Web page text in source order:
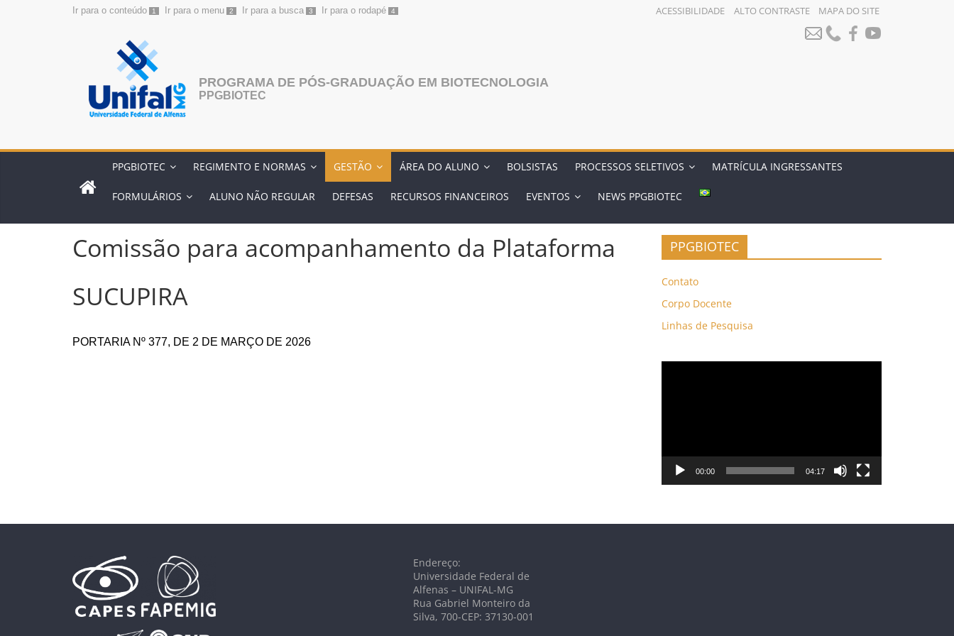
Ir para o conteúdo 1 Ir para o menu 2 Ir para a busca 3 Ir para o rodapé 4 ACESSIBILIDADE ALTO CONTRASTE MAPA DO SITE
PROGRAMA DE PÓS-GRADUAÇÃO EM BIOTECNOLOGIA
PPGBIOTEC
PPGBIOTEC REGIMENTO E NORMAS GESTÃO ÁREA DO ALUNO BOLSISTAS PROCESSOS SELETIVOS MATRÍCULA INGRESSANTES
FORMULÁRIOS ALUNO NÃO REGULAR DEFESAS RECURSOS FINANCEIROS EVENTOS NEWS PPGBIOTEC
Comissão para acompanhamento da Plataforma
SUCUPIRA
PORTARIA Nº 377, DE 2 DE MARÇO DE 2026
PPGBIOTEC
Contato
Corpo Docente
Linhas de Pesquisa
00:00 04:17
Endereço:
Universidade Federal de
Alfenas – UNIFAL-MG
Rua Gabriel Monteiro da
Silva, 700-CEP: 37130-001